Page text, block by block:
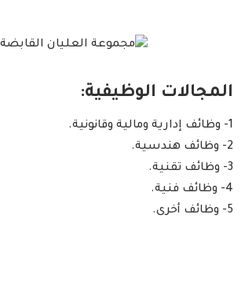
المجالات الوظيفية:
1- وظائف إدارية ومالية وقانونية.
2- وظائف هندسية.
3- وظائف تقنية.
4- وظائف فنية.
5- وظائف أخرى.